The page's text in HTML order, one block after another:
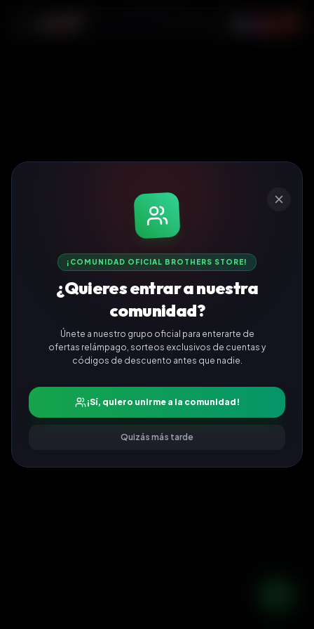
¡COMUNIDAD OFICIAL BROTHERS STORE!
¿Quieres entrar a nuestra
comunidad?
Únete a nuestro grupo oficial para enterarte de
ofertas relámpago, sorteos exclusivos de cuentas y
códigos de descuento antes que nadie.
¡Sí, quiero unirme a la comunidad!
Quizás más tarde